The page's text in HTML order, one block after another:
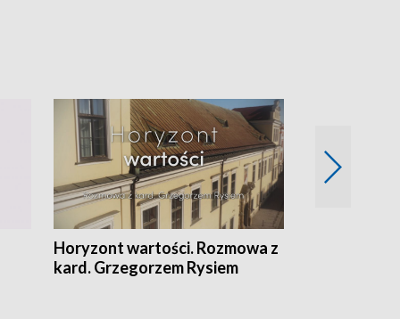
Horyzont wartości. Rozmowa z
kard. Grzegorzem Rysiem